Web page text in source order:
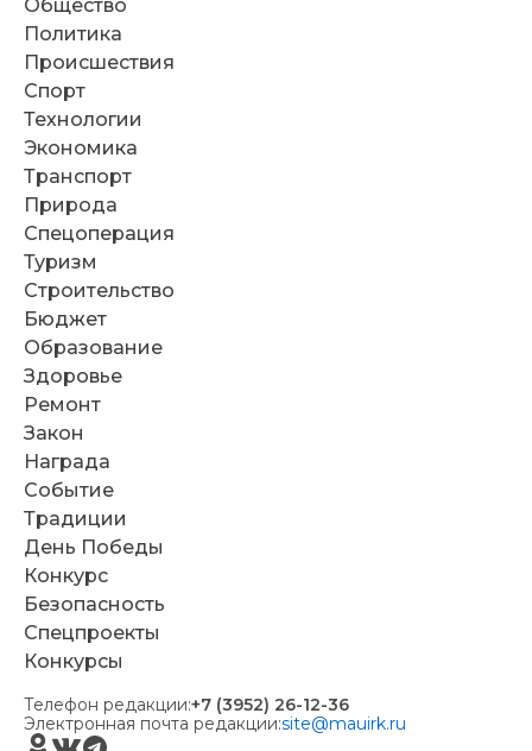
Общество
Политика
Происшествия
Спорт
Технологии
Экономика
Транспорт
Природа
Спецоперация
Туризм
Строительство
Бюджет
Образование
Здоровье
Ремонт
Закон
Награда
Событие
Традиции
День Победы
Конкурс
Безопасность
Спецпроекты
Конкурсы
Телефон редакции:+7 (3952) 26-12-36
Электронная почта редакции:site@mauirk.ru